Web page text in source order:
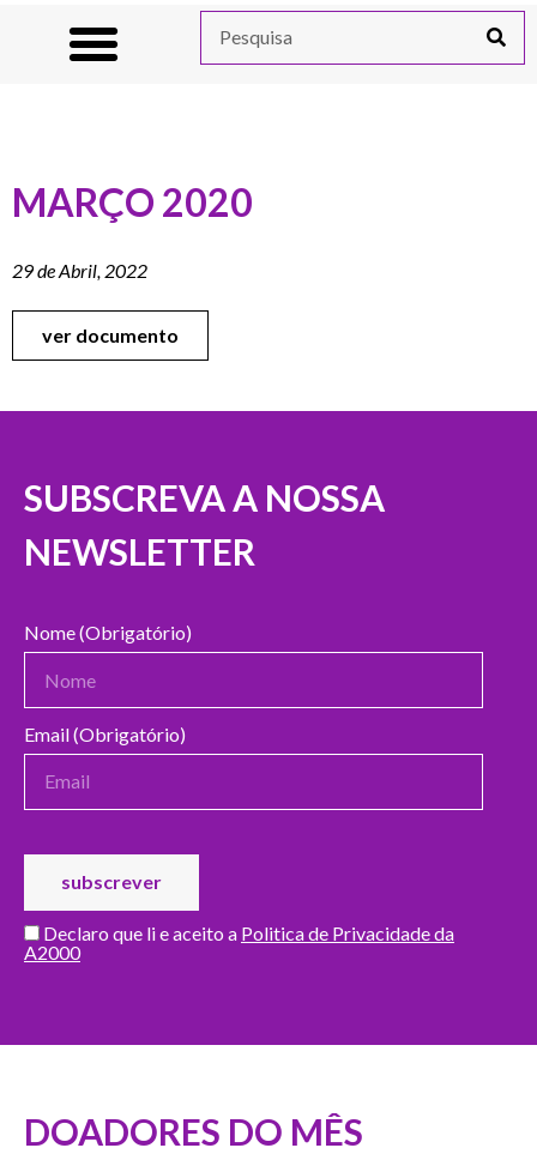
MARÇO 2020
29 de Abril, 2022
ver documento
SUBSCREVA A NOSSA
NEWSLETTER
Nome (Obrigatório)
Email (Obrigatório)
Declaro que li e aceito a Politica de Privacidade da
A2000
DOADORES DO MÊS